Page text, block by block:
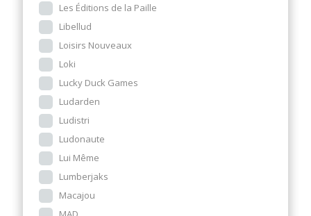
Les Éditions de la Paille
Libellud
Loisirs Nouveaux
Loki
Lucky Duck Games
Ludarden
Ludistri
Ludonaute
Lui Même
Lumberjaks
Macajou